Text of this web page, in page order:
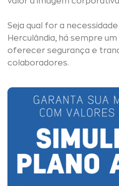
Seja qual for a
Herculândia, há sempre
oferecer segurança e
colaboradores.